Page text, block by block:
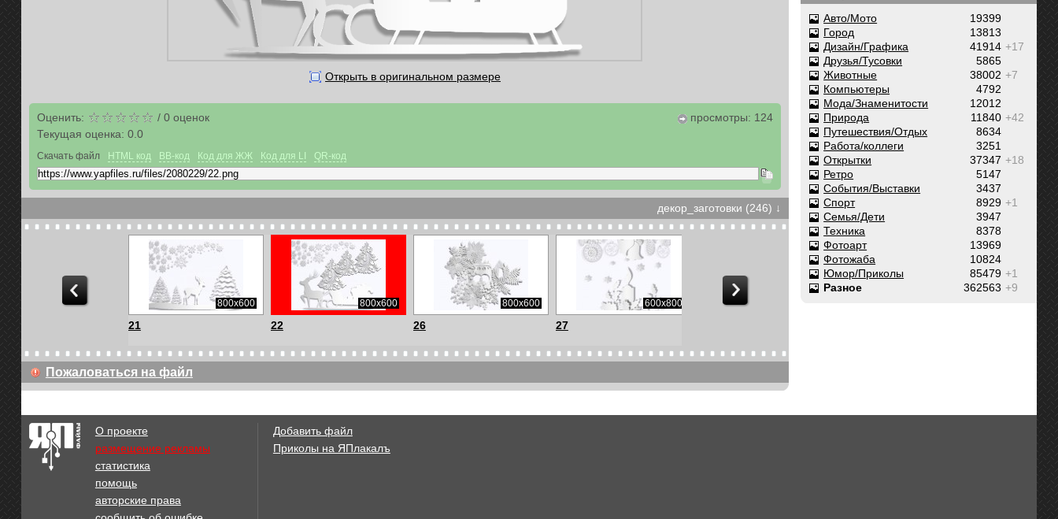
Открыть в оригинальном размере
Оценить: / 0оценок
Текущая оценка: 0.0
просмотры: 124
Скачать файл HTML код BB-код Код для ЖЖ Код для LI QR-код
декор_заготовки (246) ↓
800x600 800x600
21
800x600
22
800x600
26
600x800
27
Пожаловаться на файл
19399
Авто/Мото
13813
Город
+17
41914
Дизайн/Графика
5865
Друзья/Тусовки
+7
38002
Животные
4792
Компьютеры
12012
Мода/Знаменитости
+42
11840
Природа
8634
Путешествия/Отдых
3251
Работа/коллеги
+18
37347
Открытки
5147
Ретро
3437
События/Выставки
+1
8929
Спорт
3947
Семья/Дети
8378
Техника
13969
Фотоарт
10824
Фотожаба
+1
85479
Юмор/Приколы
+9
362563
Разное
О проекте
размещение рекламы
статистика
помощь
авторские права
Добавить файл
Приколы на ЯПлакалъ